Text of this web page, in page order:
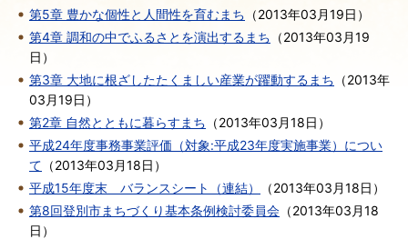
第5章 豊かな個性と人間性を育むまち （2013年03月19日 ）
第4章 調和の中でふるさとを演出するまち （2013年03月19
日 ）
第3章 大地に根ざしたたくましい産業が躍動するまち （2013年
03月19日 ）
第2章 自然とともに暮らすまち （2013年03月18日 ）
平成24年度事務事業評価（対象:平成23年度実施事業）につい
て （2013年03月18日 ）
平成15年度末 バランスシート（連結）
（2013年03月18日 ）
第8回登別市まちづくり基本条例検討委員会 （2013年03月18
日 ）